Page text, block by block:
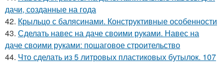
дачи, созданные на года
42. Крыльцо с балясинами. Конструктивные особенности
43. Сделать навес на даче своими руками. Навес на
даче своими руками: пошаговое строительство
44. Что сделать из 5 литровых пластиковых бутылок. 107